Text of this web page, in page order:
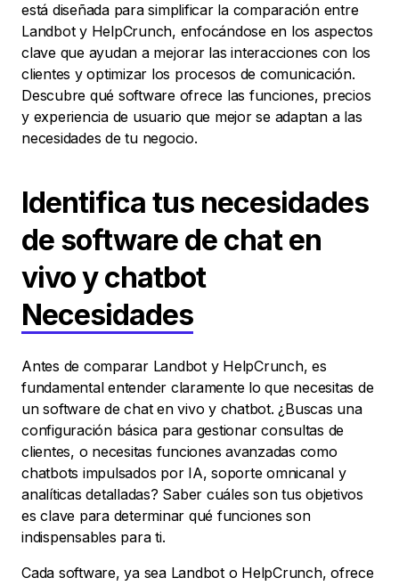
está diseñada para simplificar la comparación entre
Landbot y HelpCrunch, enfocándose en los aspectos
clave que ayudan a mejorar las interacciones con los
clientes y optimizar los procesos de comunicación.
Descubre qué software ofrece las funciones, precios
y experiencia de usuario que mejor se adaptan a las
necesidades de tu negocio.
Identifica tus necesidades
de software de chat en
vivo y chatbot
Necesidades
Antes de comparar Landbot y HelpCrunch, es
fundamental entender claramente lo que necesitas de
un software de chat en vivo y chatbot. ¿Buscas una
configuración básica para gestionar consultas de
clientes, o necesitas funciones avanzadas como
chatbots impulsados por IA, soporte omnicanal y
analíticas detalladas? Saber cuáles son tus objetivos
es clave para determinar qué funciones son
indispensables para ti.
Cada software, ya sea Landbot o HelpCrunch, ofrece